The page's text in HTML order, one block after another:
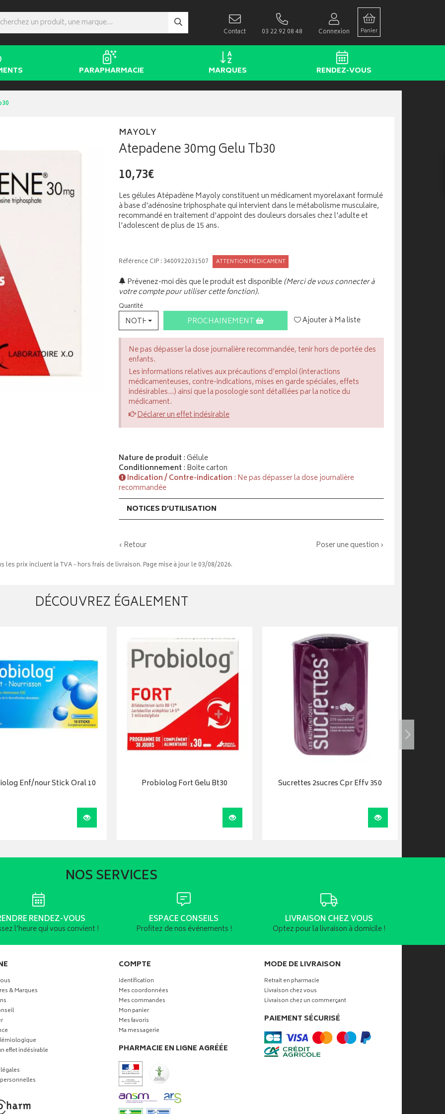
Contact 03 22 92 08 48 Connexion Panier
PARAPHARMACIE MARQUES RENDEZ-VOUS
MAYOLY
Atepadene 30mg Gelu Tb30
10,73€
Les gélules Atépadène Mayoly constituent un médicament myorelaxant formulé
à base d'adénosine triphosphate qui intervient dans le métabolisme musculaire,
recommandé en traitement d'appoint des douleurs dorsales chez l'adulte et
l'adolescent de plus de 15 ans.
Référence CIP : 3400922031507 ATTENTION MÉDICAMENT
Prévenez-moi dès que le produit est disponible(Merci de vous connecter à
votre compte pour utiliser cette fonction).
Quantité
NOTHING SELECTEDPROCHAINEMENT Ajouter à Ma liste
Ne pas dépasser la dose journalière recommandée, tenir hors de portée des
enfants.
Les informations relatives aux précautions d’emploi (interactions
médicamenteuses, contre-indications, mises en garde spéciales, effets
indésirables...) ainsi que la posologie sont détaillées par la notice du
médicament.
Déclarer un effet indésirable
Nature de produit : Gélule
Conditionnement : Boite carton
Indication / Contre-indication : Ne pas dépasser la dose journalière
recommandée
NOTICES D’UTILISATION
‹ Retour Poser une question ›
les prix incluent la TVA - hors frais de livraison. Page mise à jour le 03/08/2026.
DÉCOUVREZ ÉGALEMENT
Enf/nour Stick Oral 10
Visualiser
Probiolog Fort Gelu Bt30
Visualiser
Sucrettes 2sucres Cpr Effv 350
Visualiser
NOS SERVICES
RENDEZ-VOUS
l’heure qui vous convient !
ESPACE CONSEILS
Profitez de nos événements !
LIVRAISON CHEZ VOUS
Optez pour la livraison à domicile !
& Marques
effet indésirable
COMPTE
Identification
Mes coordonnées
Mes commandes
Mon panier
Mes favoris
Ma messagerie
PHARMACIE EN LIGNE AGRÉÉE
MODE DE LIVRAISON
Retrait en pharmacie
Livraison chez vous
Livraison chez un commerçant
PAIEMENT SÉCURISÉ